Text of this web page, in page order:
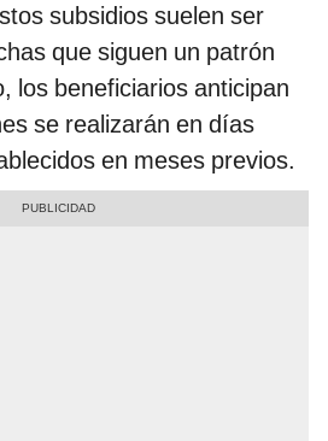
subsidios suelen ser
que siguen un patrón
los beneficiarios anticipan
se realizarán en días
en meses previos.